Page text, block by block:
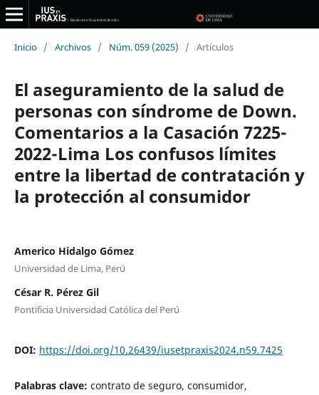
Inicio / Archivos / Núm. 059 (2025) / Artículos
El aseguramiento de la salud de
personas con síndrome de Down.
Comentarios a la Casación 7225-
2022-Lima Los confusos límites
entre la libertad de contratación y
la protección al consumidor
Americo Hidalgo Gómez
Universidad de Lima, Perú
César R. Pérez Gil
Pontificia Universidad Católica del Perú
DOI: https://doi.org/10.26439/iusetpraxis2024.n59.7425
Palabras clave: contrato de seguro, consumidor,